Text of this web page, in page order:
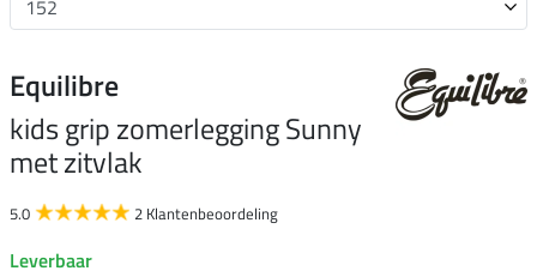
Equilibre
kids grip zomerlegging Sunny
met zitvlak
5.0 2 Klantenbeoordeling
Leverbaar